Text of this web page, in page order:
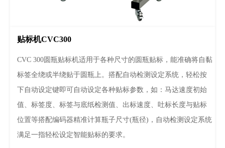
贴标机CVC300
CVC 300圆瓶贴标机适用于各种尺寸的圆瓶贴标，能准确将自黏
标签全绕或半绕贴于圆瓶上。搭配自动检测设定系统，轻松按
下自动设定键即可自动设定各种贴标参数，如：马达速度初始
值、标签度、标签与底纸检测值、出标速度、吐标长度与贴标
位置等搭配编码器精准计算瓶子尺寸(瓶径)，自动检测设定系统
满足一指轻松设定智能贴标的要求。